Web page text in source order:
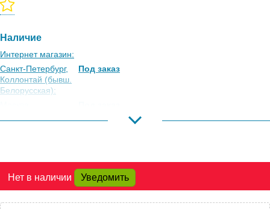
Наличие
Интернет магазин:
Санкт-Петербург,
Коллонтай (бывш.
Белорусская):
Под заказ
Краснодар:
Под заказ
Нет в наличии Уведомить